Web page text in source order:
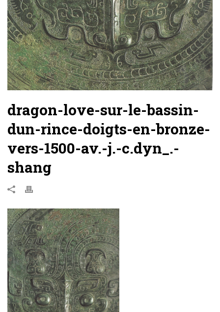
dragon-love-sur-le-bassin-
dun-rince-doigts-en-bronze-
vers-1500-av.-j.-c.dyn_.-
shang